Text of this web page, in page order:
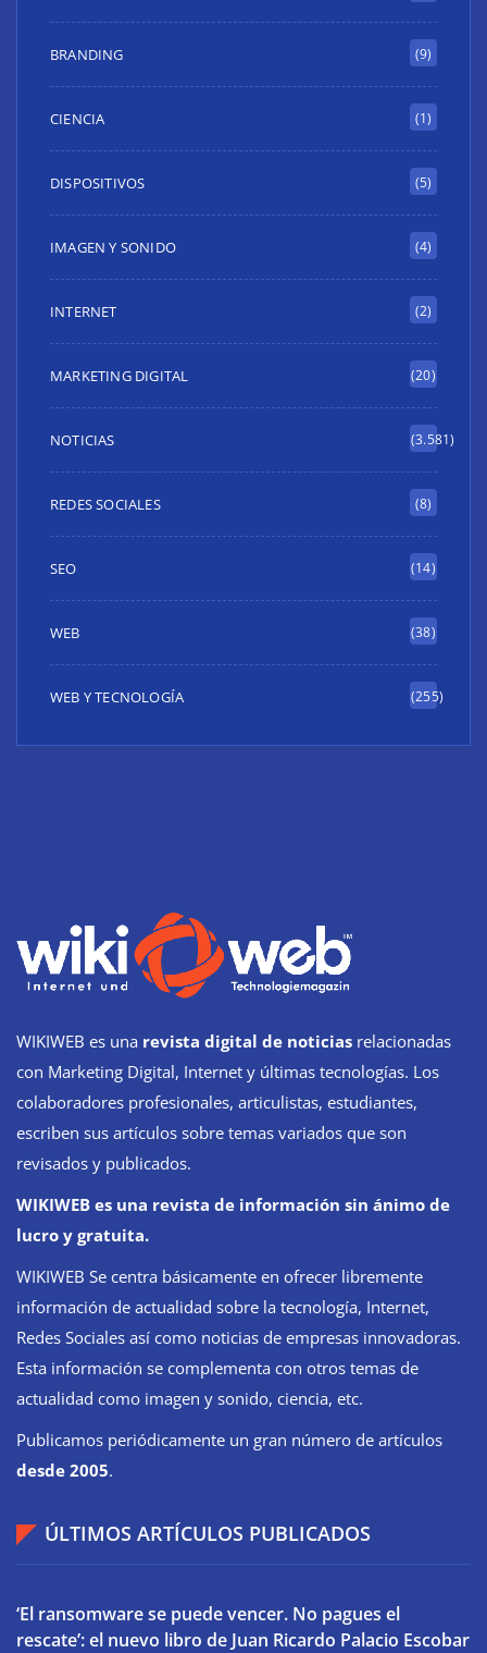
BRANDING (9)
CIENCIA (1)
DISPOSITIVOS (5)
IMAGEN Y SONIDO (4)
INTERNET (2)
MARKETING DIGITAL (20)
NOTICIAS (3.581)
REDES SOCIALES (8)
SEO (14)
WEB (38)
WEB Y TECNOLOGÍA (255)
WIKIWEB es una revista digital de noticias relacionadas
con Marketing Digital, Internet y últimas tecnologías. Los
colaboradores profesionales, articulistas, estudiantes,
escriben sus artículos sobre temas variados que son
revisados y publicados.
WIKIWEB es una revista de información sin ánimo de
lucro y gratuita.
WIKIWEB Se centra básicamente en ofrecer libremente
información de actualidad sobre la tecnología, Internet,
Redes Sociales así como noticias de empresas innovadoras.
Esta información se complementa con otros temas de
actualidad como imagen y sonido, ciencia, etc.
Publicamos periódicamente un gran número de artículos
desde 2005.
ÚLTIMOS ARTÍCULOS PUBLICADOS
‘El ransomware se puede vencer. No pagues el
rescate’: el nuevo libro de Juan Ricardo Palacio Escobar